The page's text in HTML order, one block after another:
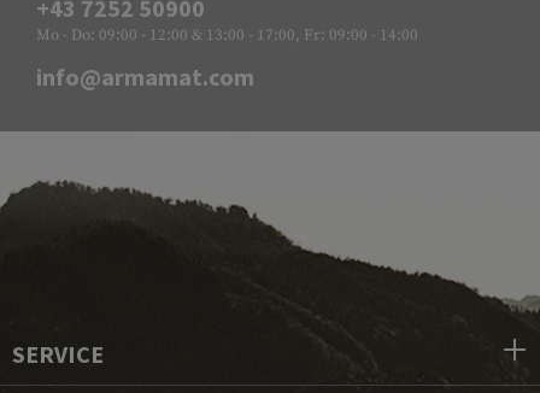
+43 7252 50900
Mo - Do: 09:00 - 12:00 & 13:00 - 17:00, Fr: 09:00 - 14:00
info@armamat.com
SERVICE